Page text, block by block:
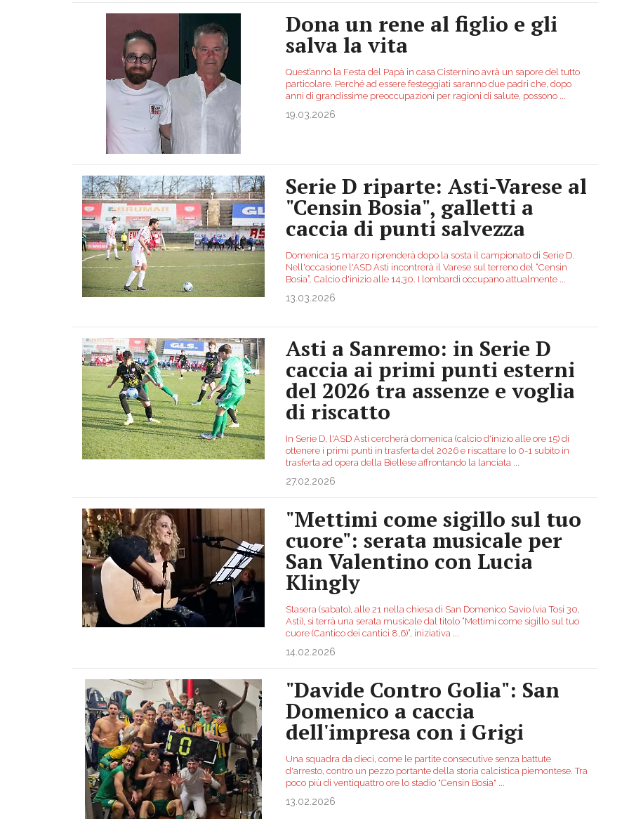
Dona un rene al figlio e gli
salva la vita
Quest’anno la Festa del Papà in casa Cisternino avrà un sapore del tutto
particolare. Perché ad essere festeggiati saranno due padri che, dopo
anni di grandissime preoccupazioni per ragioni di salute, possono
19.03.2026
Serie D riparte: Asti-Varese al
"Censin Bosia", galletti a
caccia di punti salvezza
Domenica 15 marzo riprenderà dopo la sosta il campionato di Serie D.
Nell'occasione l'ASD Asti incontrerà il Varese sul terreno del “Censin
Bosia”. Calcio d'inizio alle 14,30. I lombardi occupano attualmente
13.03.2026
Asti a Sanremo: in Serie D
caccia ai primi punti esterni
del 2026 tra assenze e voglia
di riscatto
In Serie D, l'ASD Asti cercherà domenica (calcio d'inizio alle ore 15) di
ottenere i primi punti in trasferta del 2026 e riscattare lo 0-1 subìto in
trasferta ad opera della Biellese affrontando la lanciata
27.02.2026
"Mettimi come sigillo sul tuo
cuore": serata musicale per
San Valentino con Lucia
Klingly
Stasera (sabato), alle 21 nella chiesa di San Domenico Savio (via Tosi 30,
Asti), si terrà una serata musicale dal titolo “Mettimi come sigillo sul tuo
cuore (Cantico dei cantici 8,6)”, iniziativa
14.02.2026
"Davide Contro Golia": San
Domenico a caccia
dell'impresa con i Grigi
Una squadra da dieci, come le partite consecutive senza battute
d'arresto, contro un pezzo portante della storia calcistica piemontese. Tra
poco più di ventiquattro ore lo stadio "Censin Bosia"
13.02.2026